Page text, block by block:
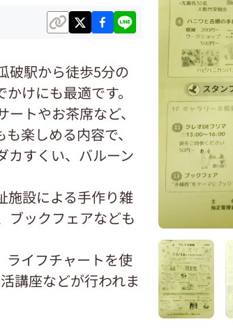
破駅から徒歩5分の
けにも最適です。
トやお茶席など、
楽しめる内容で、
カすくい、バルーン
施設による手作り雑
ブックフェアなども
ライフチャートを使
講座などが行われま